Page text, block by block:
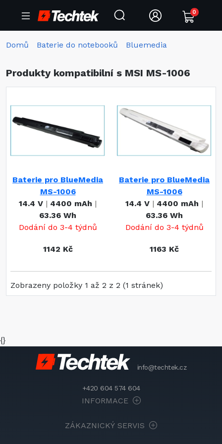
0
Domů Baterie do notebooků Bluemedia
Produkty kompatibilní s MSI MS-1006
Baterie pro BlueMedia
MS-1006
14.4 V | 4400 mAh |
63.36 Wh
Dodání do 3-4 týdnů
1142 Kč
Baterie pro BlueMedia
MS-1006
14.4 V | 4400 mAh |
63.36 Wh
Dodání do 3-4 týdnů
1163 Kč
Zobrazeny položky 1 až 2 z 2 (1 stránek)
{}
info@techtek.cz
+420 604 574 604
INFORMACE
ZÁKAZNICKÝ SERVIS